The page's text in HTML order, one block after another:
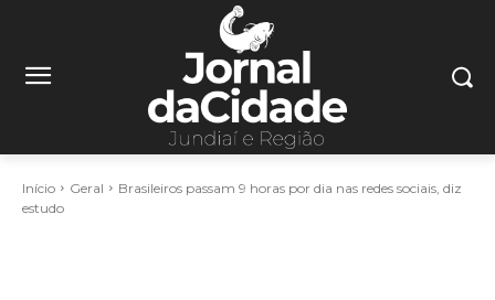
Início Geral
Brasileiros passam 9 horas por dia nas redes sociais, diz
estudo